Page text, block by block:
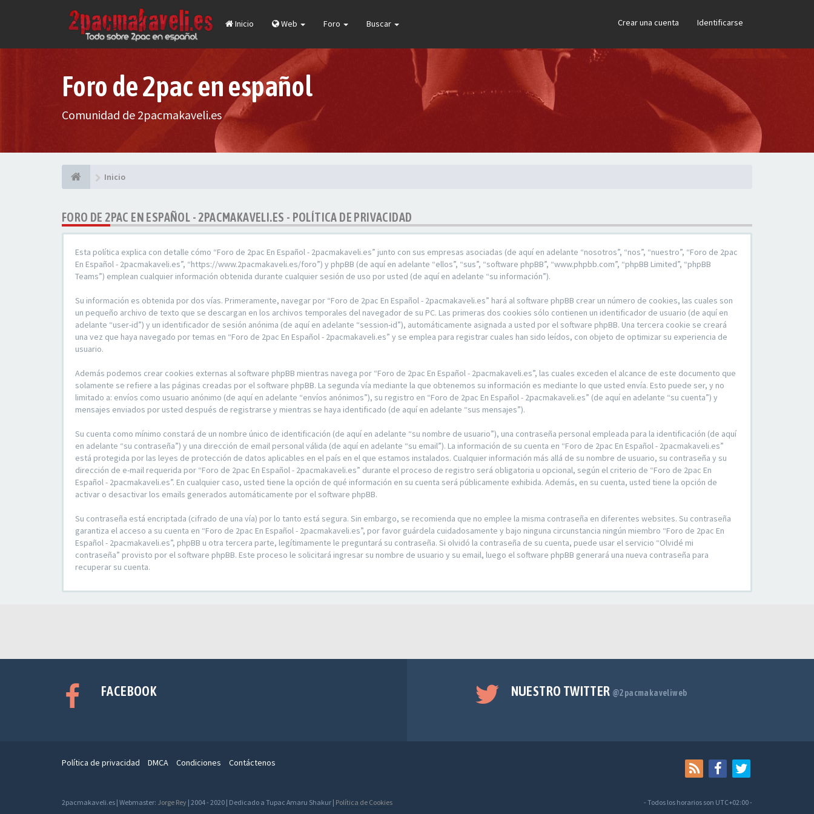
Inicio Web Foro Buscar Crear una cuenta Identificarse
Foro de 2pac en español
Comunidad de 2pacmakaveli.es
Inicio
FORO DE 2PAC EN ESPAÑOL - 2PACMAKAVELI.ES - POLÍTICA DE PRIVACIDAD
Esta política explica con detalle cómo “Foro de 2pac En Español - 2pacmakaveli.es” junto con sus empresas asociadas (de aquí en adelante “nosotros”, “nos”, “nuestro”, “Foro de 2pac
En Español - 2pacmakaveli.es”, “https://www.2pacmakaveli.es/foro”) y phpBB (de aquí en adelante “ellos”, “sus”, “software phpBB”, “www.phpbb.com”, “phpBB Limited”, “phpBB
Teams”) emplean cualquier información obtenida durante cualquier sesión de uso por usted (de aquí en adelante “su información”).
Su información es obtenida por dos vías. Primeramente, navegar por “Foro de 2pac En Español - 2pacmakaveli.es” hará al software phpBB crear un número de cookies, las cuales son
un pequeño archivo de texto que se descargan en los archivos temporales del navegador de su PC. Las primeras dos cookies sólo contienen un identificador de usuario (de aquí en
adelante “user-id”) y un identificador de sesión anónima (de aquí en adelante “session-id”), automáticamente asignada a usted por el software phpBB. Una tercera cookie se creará
una vez que haya navegado por temas en “Foro de 2pac En Español - 2pacmakaveli.es” y se emplea para registrar cuales han sido leídos, con objeto de optimizar su experiencia de
usuario.
Además podemos crear cookies externas al software phpBB mientras navega por “Foro de 2pac En Español - 2pacmakaveli.es”, las cuales exceden el alcance de este documento que
solamente se refiere a las páginas creadas por el software phpBB. La segunda vía mediante la que obtenemos su información es mediante lo que usted envía. Esto puede ser, y no
limitado a: envíos como usuario anónimo (de aquí en adelante “envíos anónimos”), su registro en “Foro de 2pac En Español - 2pacmakaveli.es” (de aquí en adelante “su cuenta”) y
mensajes enviados por usted después de registrarse y mientras se haya identificado (de aquí en adelante “sus mensajes”).
Su cuenta como mínimo constará de un nombre único de identificación (de aquí en adelante “su nombre de usuario”), una contraseña personal empleada para la identificación (de aquí
en adelante “su contraseña”) y una dirección de email personal válida (de aquí en adelante “su email”). La información de su cuenta en “Foro de 2pac En Español - 2pacmakaveli.es”
está protegida por las leyes de protección de datos aplicables en el país en el que estamos instalados. Cualquier información más allá de su nombre de usuario, su contraseña y su
dirección de e-mail requerida por “Foro de 2pac En Español - 2pacmakaveli.es” durante el proceso de registro será obligatoria u opcional, según el criterio de “Foro de 2pac En
Español - 2pacmakaveli.es”. En cualquier caso, usted tiene la opción de qué información en su cuenta será públicamente exhibida. Además, en su cuenta, usted tiene la opción de
activar o desactivar los emails generados automáticamente por el software phpBB.
Su contraseña está encriptada (cifrado de una vía) por lo tanto está segura. Sin embargo, se recomienda que no emplee la misma contraseña en diferentes websites. Su contraseña
garantiza el acceso a su cuenta en “Foro de 2pac En Español - 2pacmakaveli.es”, por favor guárdela cuidadosamente y bajo ninguna circunstancia ningún miembro “Foro de 2pac En
Español - 2pacmakaveli.es”, phpBB u otra tercera parte, legítimamente le preguntará su contraseña. Si olvidó la contraseña de su cuenta, puede usar el servicio “Olvidé mi
contraseña” provisto por el software phpBB. Este proceso le solicitará ingresar su nombre de usuario y su email, luego el software phpBB generará una nueva contraseña para
recuperar su cuenta.
FACEBOOK NUESTRO TWITTER @2pacmakaveliweb
Política de privacidad DMCA Condiciones Contáctenos
2pacmakaveli.es | Webmaster: Jorge Rey | 2004 - 2020 | Dedicado a Tupac Amaru Shakur | Política de Cookies - Todos los horarios son UTC+02:00-